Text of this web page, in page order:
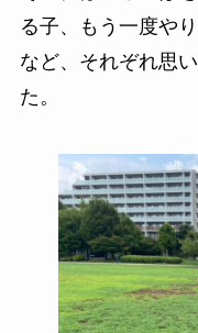
る子、もう一度や
など、それぞれ思
た。